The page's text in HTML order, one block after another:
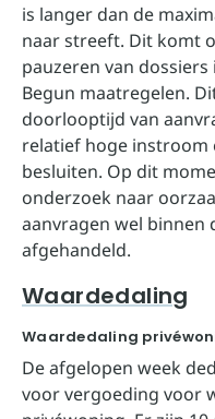
is langer dan de
naar streeft. Dit komt
pauzeren van
Begun maatregelen.
doorlooptijd van
relatief hoge instroom
besluiten. Op dit
onderzoek naar
aanvragen wel binnen
afgehandeld.
Waardedaling
Waardedaling
De afgelopen week
voor vergoeding voor